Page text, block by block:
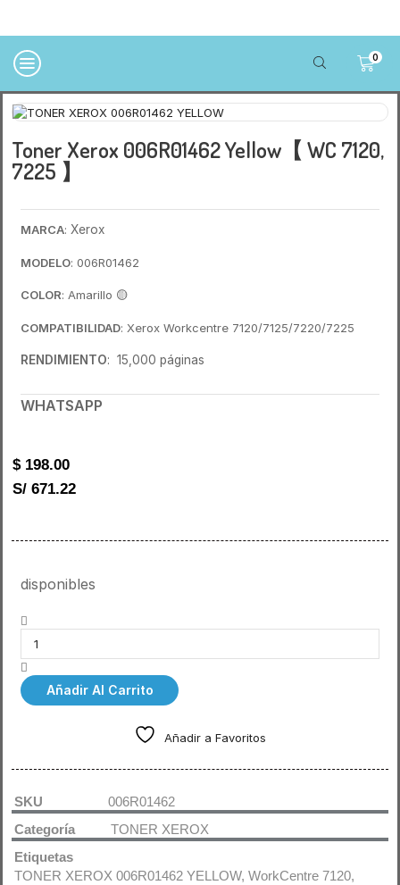
0
Toner Xerox 006R01462 Yellow【 WC 7120,
7225 】
MARCA: Xerox
MODELO: 006R01462
COLOR: Amarillo 🟡
COMPATIBILIDAD: Xerox Workcentre 7120/7125/7220/7225
RENDIMIENTO: 15,000 páginas
WHATSAPP
$198.00
S/ 671.22
disponibles
Añadir Al Carrito
Añadir a Favoritos
SKU
006R01462
Categoría
TONER XEROX
Etiquetas
TONER XEROX 006R01462 YELLOW, WorkCentre 7120,